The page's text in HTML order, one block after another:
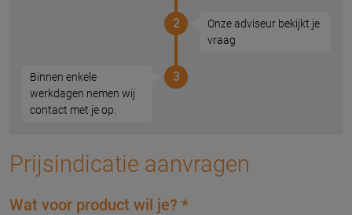
Prijsindicatie aanvragen
Wat voor product wil je? *
Onze adviseur bekijkt je
vraag
2
Binnen enkele
werkdagen nemen wij
contact met je op.
3